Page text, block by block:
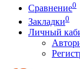
Сравнение0
Закладки0
Личный